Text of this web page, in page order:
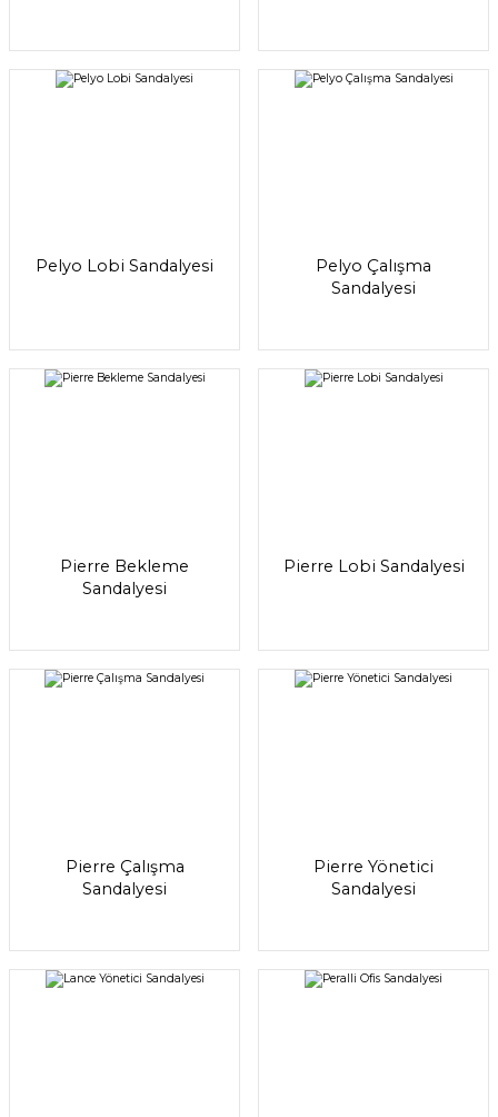
Pelyo Lobi Sandalyesi
Pelyo Çalışma
Sandalyesi
Pierre Bekleme
Sandalyesi
Pierre Lobi Sandalyesi
Pierre Çalışma
Sandalyesi
Pierre Yönetici
Sandalyesi